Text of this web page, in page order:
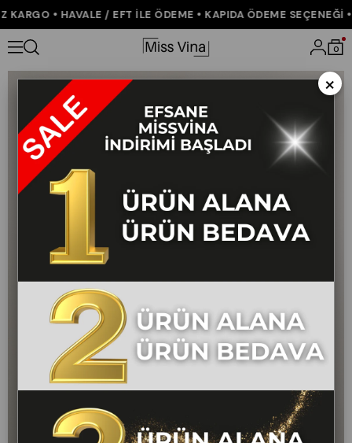
• HAVALE / EFT İLE ÖDEME • KAPIDA ÖDEME SEÇENEĞİ •
0
Anasayfa ÇOK SATANLAR Ekose Desen Düğmeli Cep Pileli
×